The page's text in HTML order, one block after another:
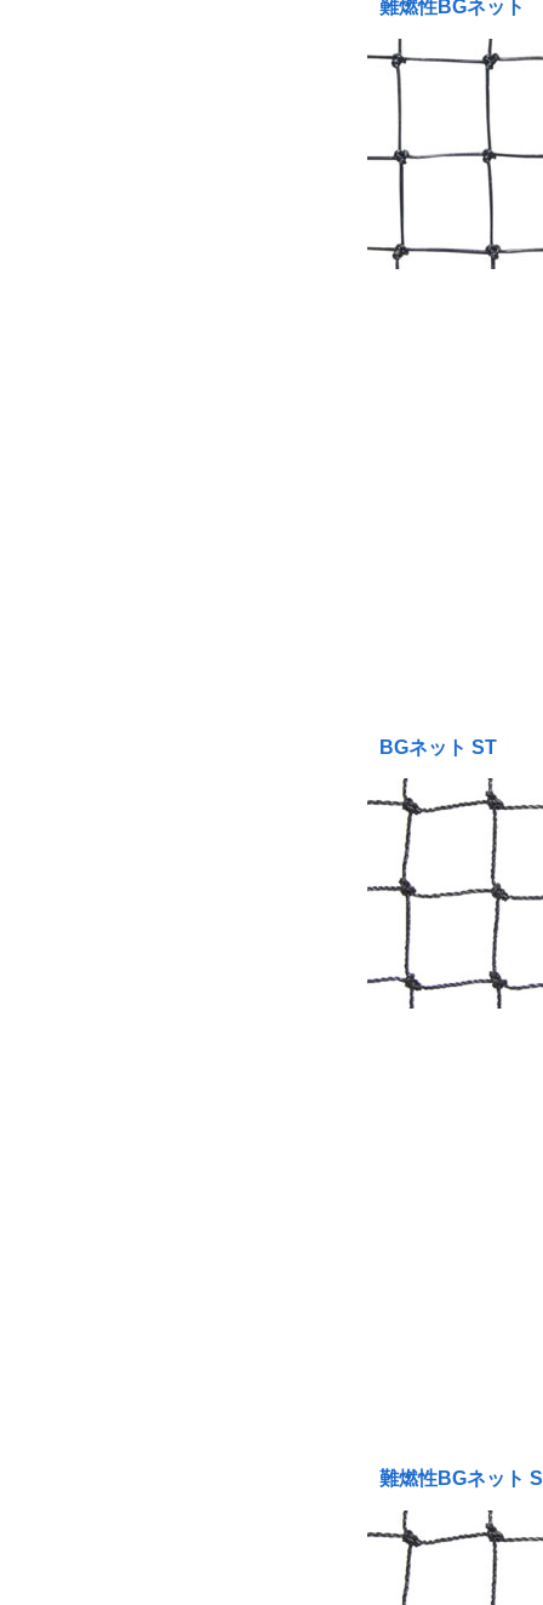
難燃性BGネット
BGネット ST
難燃性BGネット